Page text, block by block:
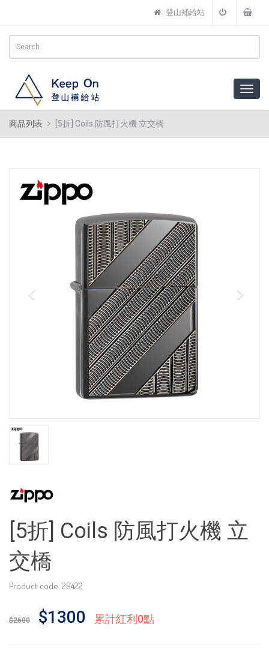
登山補給站
商品列表 [5折] Coils 防風打火機 立交橋
[5折] Coils 防風打火機 立
交橋
Product code: 29422
$2600 $1300 累計紅利0點